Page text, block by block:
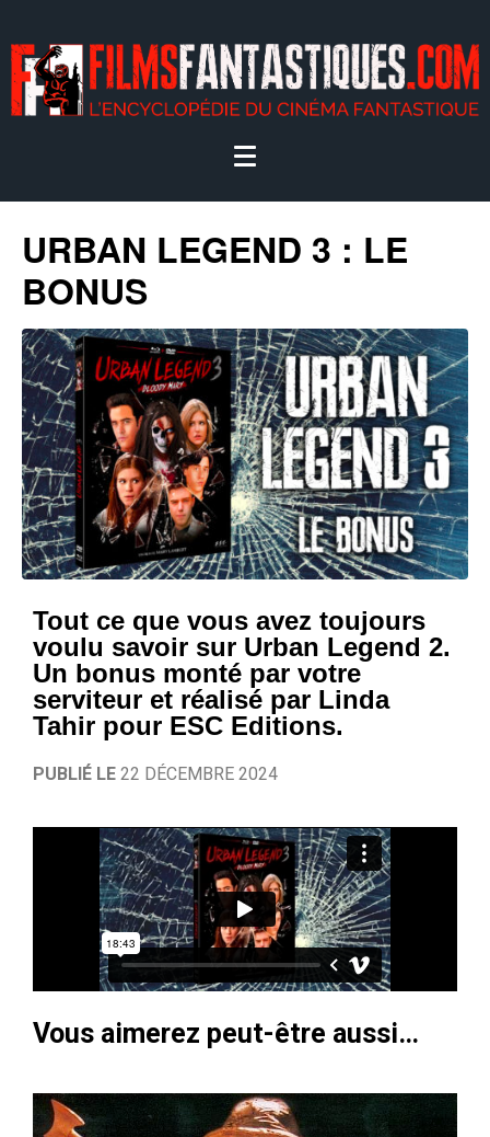
URBAN LEGEND 3 : LE
BONUS
Tout ce que vous avez toujours
voulu savoir sur Urban Legend 2.
Un bonus monté par votre
serviteur et réalisé par Linda
Tahir pour ESC Editions.
PUBLIÉ LE 22 DÉCEMBRE 2024
Vous aimerez peut-être aussi…